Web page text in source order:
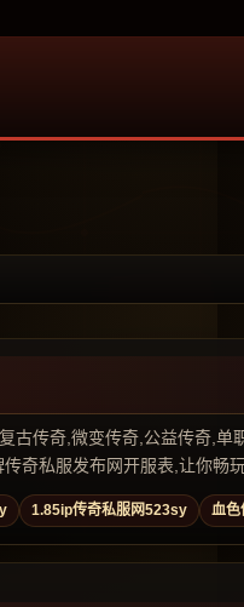
古传奇,微变传奇,公益传奇,
奇私服发布网开服表,让你畅
1.85ip传奇私服网523sy 血色